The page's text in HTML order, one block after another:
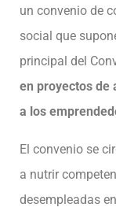
un convenio de
social que
principal del
en proyectos de
a los
El convenio se
a nutrir
desempleadas